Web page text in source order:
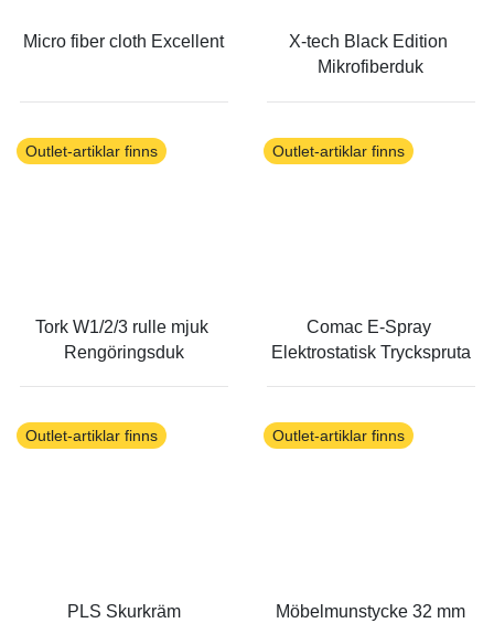
Micro fiber cloth Excellent
X-tech Black Edition
Mikrofiberduk
Outlet-artiklar finns
Tork W1/2/3 rulle mjuk
Rengöringsduk
Outlet-artiklar finns
Comac E-Spray
Elektrostatisk Tryckspruta
Outlet-artiklar finns
PLS Skurkräm
Outlet-artiklar finns
Möbelmunstycke 32 mm